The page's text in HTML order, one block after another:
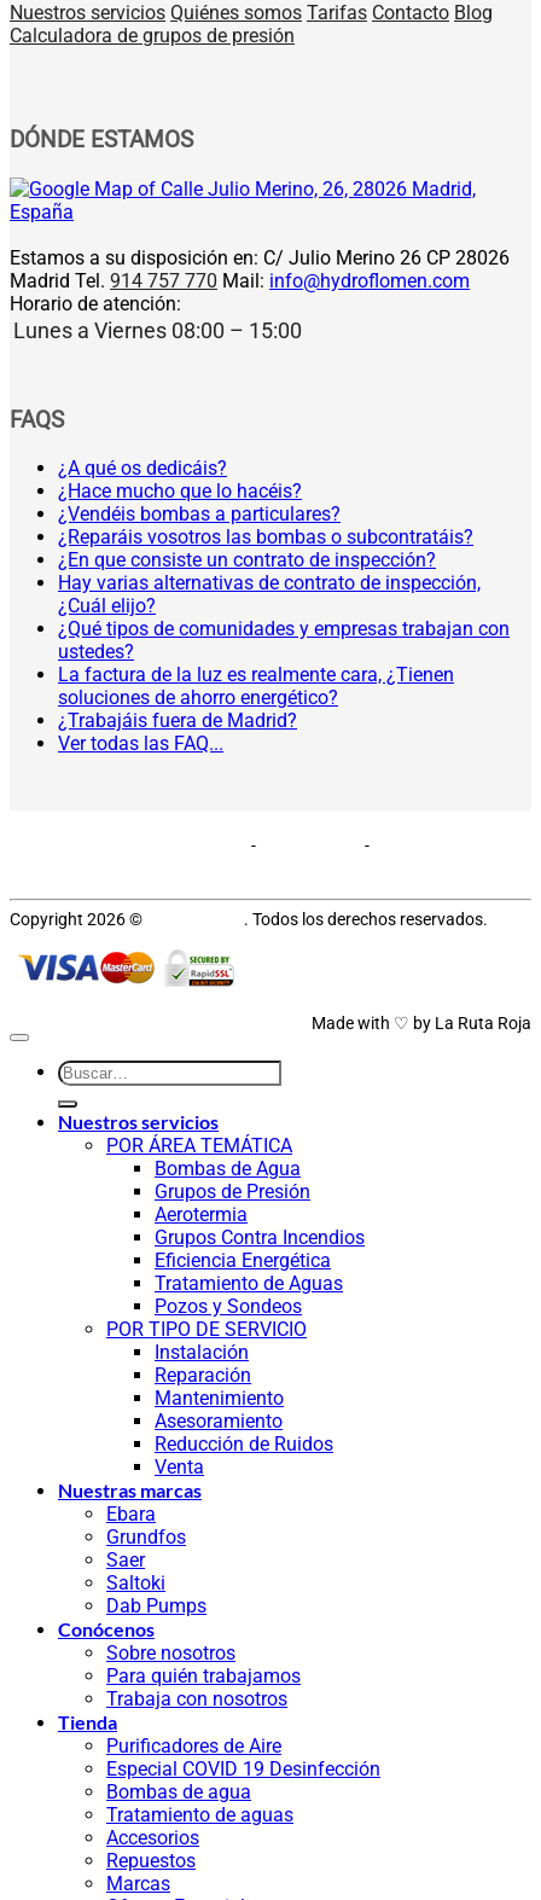
Nuestros servicios Quiénes somos Tarifas Contacto Blog
Calculadora de grupos de presión
DÓNDE ESTAMOS
Estamos a su disposición en: C/ Julio Merino 26 CP 28026
Madrid Tel. 914 757 770 Mail: info@hydroflomen.com
Horario de atención:
Lunes a Viernes 08:00 – 15:00
FAQS
¿A qué os dedicáis?
¿Hace mucho que lo hacéis?
¿Vendéis bombas a particulares?
¿Reparáis vosotros las bombas o subcontratáis?
¿En que consiste un contrato de inspección?
Hay varias alternativas de contrato de inspección,
¿Cuál elijo?
¿Qué tipos de comunidades y empresas trabajan con
ustedes?
La factura de la luz es realmente cara, ¿Tienen
soluciones de ahorro energético?
¿Trabajáis fuera de Madrid?
Ver todas las FAQ...
- -
Copyright 2026 © . Todos los derechos reservados.
Made with ♡ by La Ruta Roja
Nuestros servicios
POR ÁREA TEMÁTICA
Bombas de Agua
Grupos de Presión
Aerotermia
Grupos Contra Incendios
Eficiencia Energética
Tratamiento de Aguas
Pozos y Sondeos
POR TIPO DE SERVICIO
Instalación
Reparación
Mantenimiento
Asesoramiento
Reducción de Ruidos
Venta
Nuestras marcas
Ebara
Grundfos
Saer
Saltoki
Dab Pumps
Conócenos
Sobre nosotros
Para quién trabajamos
Trabaja con nosotros
Tienda
Purificadores de Aire
Especial COVID 19 Desinfección
Bombas de agua
Tratamiento de aguas
Accesorios
Repuestos
Marcas